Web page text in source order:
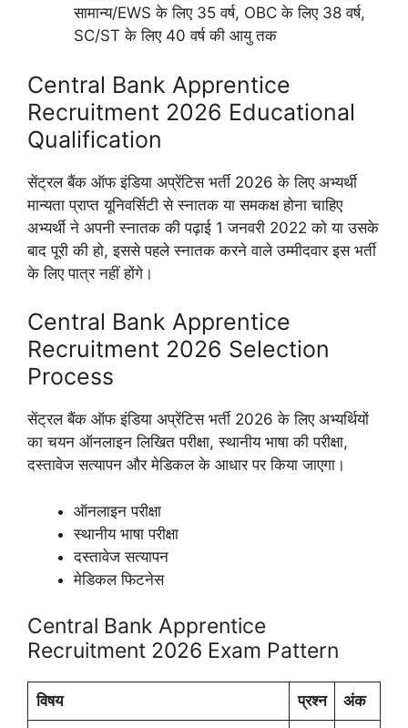
सामान्य/EWS के लिए 35 वर्ष, OBC के लिए 38 वर्ष,
SC/ST के लिए 40 वर्ष की आयु तक
Central Bank Apprentice
Recruitment 2026 Educational
Qualification
सेंट्रल बैंक ऑफ इंडिया अप्रेंटिस भर्ती 2026 के लिए अभ्यर्थी
मान्यता प्राप्त यूनिवर्सिटी से स्नातक या समकक्ष होना चाहिए
अभ्यर्थी ने अपनी स्नातक की पढ़ाई 1 जनवरी 2022 को या उसके
बाद पूरी की हो, इससे पहले स्नातक करने वाले उम्मीदवार इस भर्ती
के लिए पात्र नहीं होंगे।
Central Bank Apprentice
Recruitment 2026 Selection
Process
सेंट्रल बैंक ऑफ इंडिया अप्रेंटिस भर्ती 2026 के लिए अभ्यर्थियों
का चयन ऑनलाइन लिखित परीक्षा, स्थानीय भाषा की परीक्षा,
दस्तावेज सत्यापन और मेडिकल के आधार पर किया जाएगा।
ऑनलाइन परीक्षा
स्थानीय भाषा परीक्षा
दस्तावेज सत्यापन
मेडिकल फिटनेस
Central Bank Apprentice
Recruitment 2026 Exam Pattern
विषय प्रश्न अंक